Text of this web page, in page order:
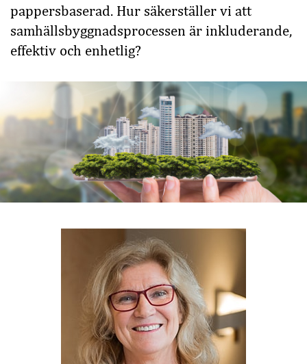
pappersbaserad. Hur säkerställer vi att
samhällsbyggnadsprocessen är inkluderande,
effektiv och enhetlig?